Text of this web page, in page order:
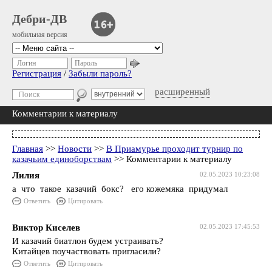
Дебри-ДВ
мобильная версия
расширенный
Логин Пароль
Регистрация / Забыли пароль?
Комментарии к материалу
Главная >> Новости >> В Приамурье проходит турнир по
казачьим единоборствам >> Комментарии к материалу
02.05.2023 10:23:08
Лилия
а что такое казачий бокс? его кожемяка придумал
Ответить Цитировать
02.05.2023 17:45:53
Виктор Киселев
И казачий биатлон будем устраивать?
Китайцев поучаствовать пригласили?
Ответить Цитировать